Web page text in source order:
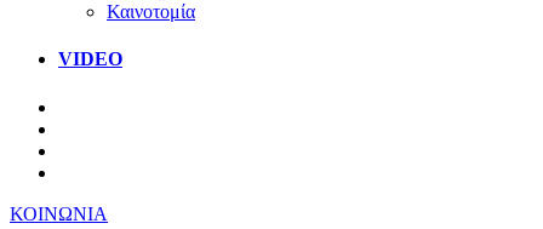
Καινοτομία
VIDEO
ΚΟΙΝΩΝΙΑ